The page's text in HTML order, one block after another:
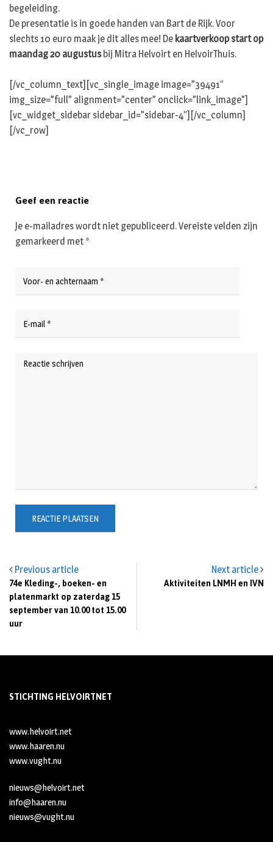
begeleiding.
De presentatie is in goede handen van Bart de Rijk. Voor
slechts 10 euro maak je dit alles mee! De kaartverkoop start op
maandag 20 augustus bij Mitra Helvoirt en HelvoirThuis.
[/vc_column_text][vc_single_image image=”39491″
img_size=”full” alignment=”center” onclick=”link_image”]
[vc_widget_sidebar sidebar_id=”sidebar-4″][/vc_column]
[/vc_row]
Previous article
74e Kleding-, boeken- en
platenmarkt op zaterdag 15
september van 10.00 tot 15.00
uur
Next article
Aktiviteiten LNMH en IVN
Geef een reactie
Je e-mailadres wordt niet gepubliceerd.Vereiste velden zijn
gemarkeerd met *
STICHTING HELVOIRTNET
www.helvoirt.net
www.haaren.nu
www.vught.nu
nieuws@helvoirt.net
info@haaren.nu
nieuws@vught.nu